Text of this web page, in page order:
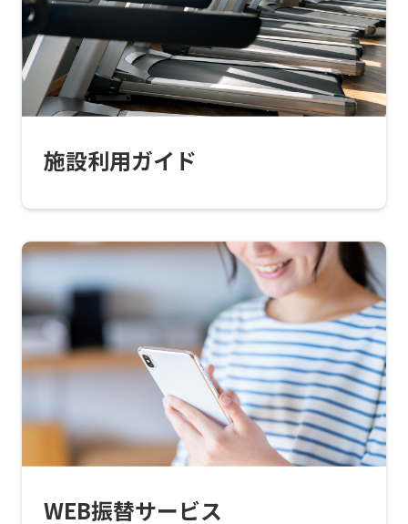
施設利用ガイド
WEB振替サービス
the
Japanese
version
of
be
translated
mechanically,
so
it
may
not
be
an
translation.